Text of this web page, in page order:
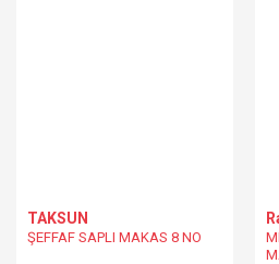
TAKSUN
ŞEFFAF SAPLI MAKAS 8 NO